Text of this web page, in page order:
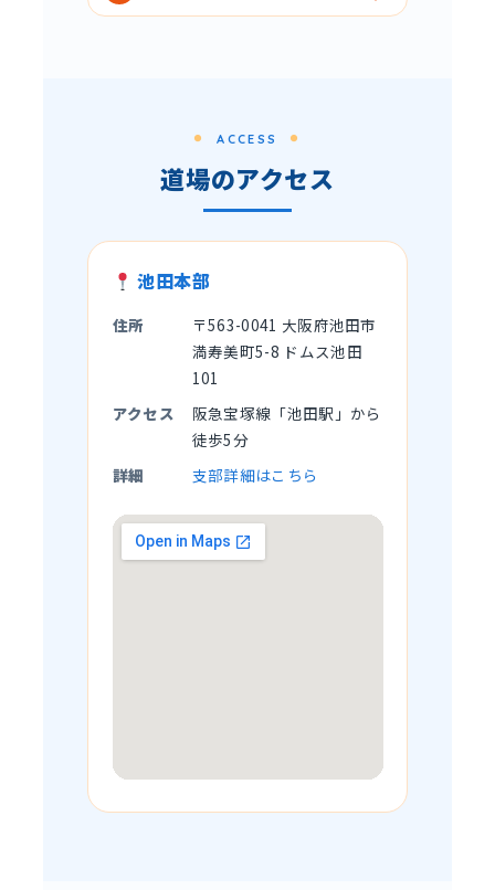
ACCESS
道場のアクセス
池田本部
住所
〒563-0041 大阪府池田市
満寿美町5-8 ドムス池田
101
アクセス
阪急宝塚線「池田駅」から
徒歩5分
詳細
支部詳細はこちら